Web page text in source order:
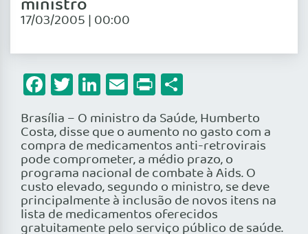
17/03/2005 | 00:00
Facebook
Twitter
LinkedIn
Email
Print
Brasília – O ministro da Saúde, Humberto
Costa, disse que o aumento no gasto com a
compra de medicamentos anti-retrovirais
pode comprometer, a médio prazo, o
programa nacional de combate à Aids. O
custo elevado, segundo o ministro, se deve
principalmente à inclusão de novos itens na
lista de medicamentos oferecidos
gratuitamente pelo serviço público de saúde.